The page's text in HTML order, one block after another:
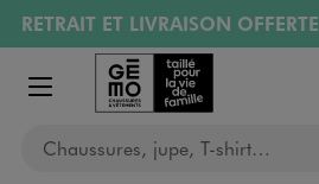
Aller au contenu principal
Aller à la navigation
RETRAIT ET LIVRAISON OFFERTE
Retours OFFERTSpendant 30 jours
PAYEZ EN 3x SANS FRAIS
RÉSERVATION GRATUITE
Afficher le menu
Chaussures, jupe, T-shirt…